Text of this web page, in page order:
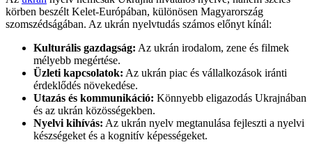
körben beszélt Kelet-Európában, különösen Magyarország
szomszédságában. Az ukrán nyelvtudás számos előnyt kínál:
Kulturális gazdagság: Az ukrán irodalom, zene és filmek
mélyebb megértése.
Üzleti kapcsolatok: Az ukrán piac és vállalkozások iránti
érdeklődés növekedése.
Utazás és kommunikáció: Könnyebb eligazodás Ukrajnában
és az ukrán közösségekben.
Nyelvi kihívás: Az ukrán nyelv megtanulása fejleszti a nyelvi
készségeket és a kognitív képességeket.